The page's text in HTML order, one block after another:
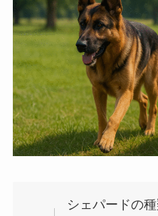
シェパードの